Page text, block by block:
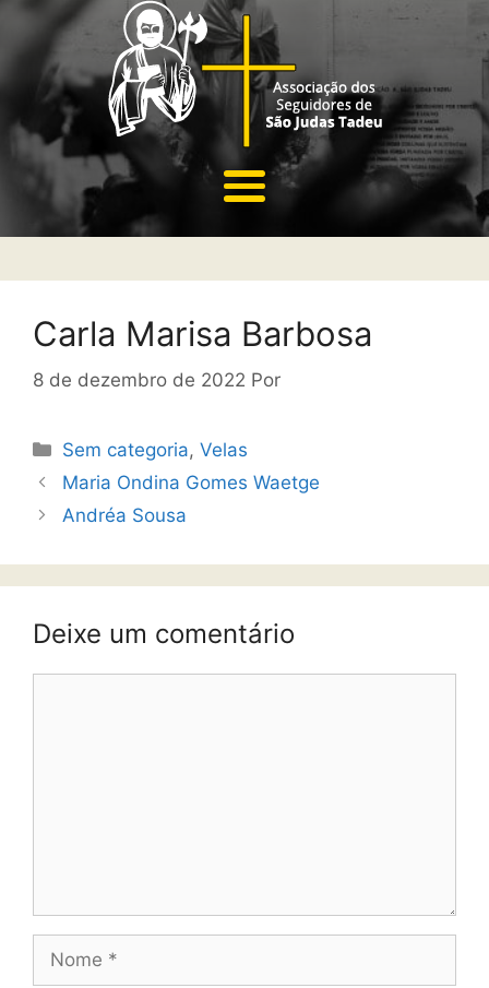
Carla Marisa Barbosa
8 de dezembro de 2022 Por
Sem categoria,Velas
Maria Ondina Gomes Waetge
Andréa Sousa
Deixe um comentário